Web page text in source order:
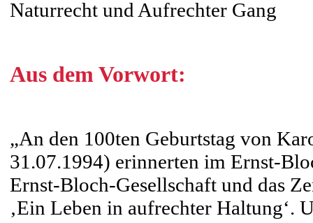
Naturrecht und Aufrechter Gang
Aus dem Vorwort:
„An den 100ten Geburtstag von
31.07.1994) erinnerten im Ernst-
Ernst-Bloch-Gesellschaft und das
‚Ein Leben in aufrechter Haltung‘.